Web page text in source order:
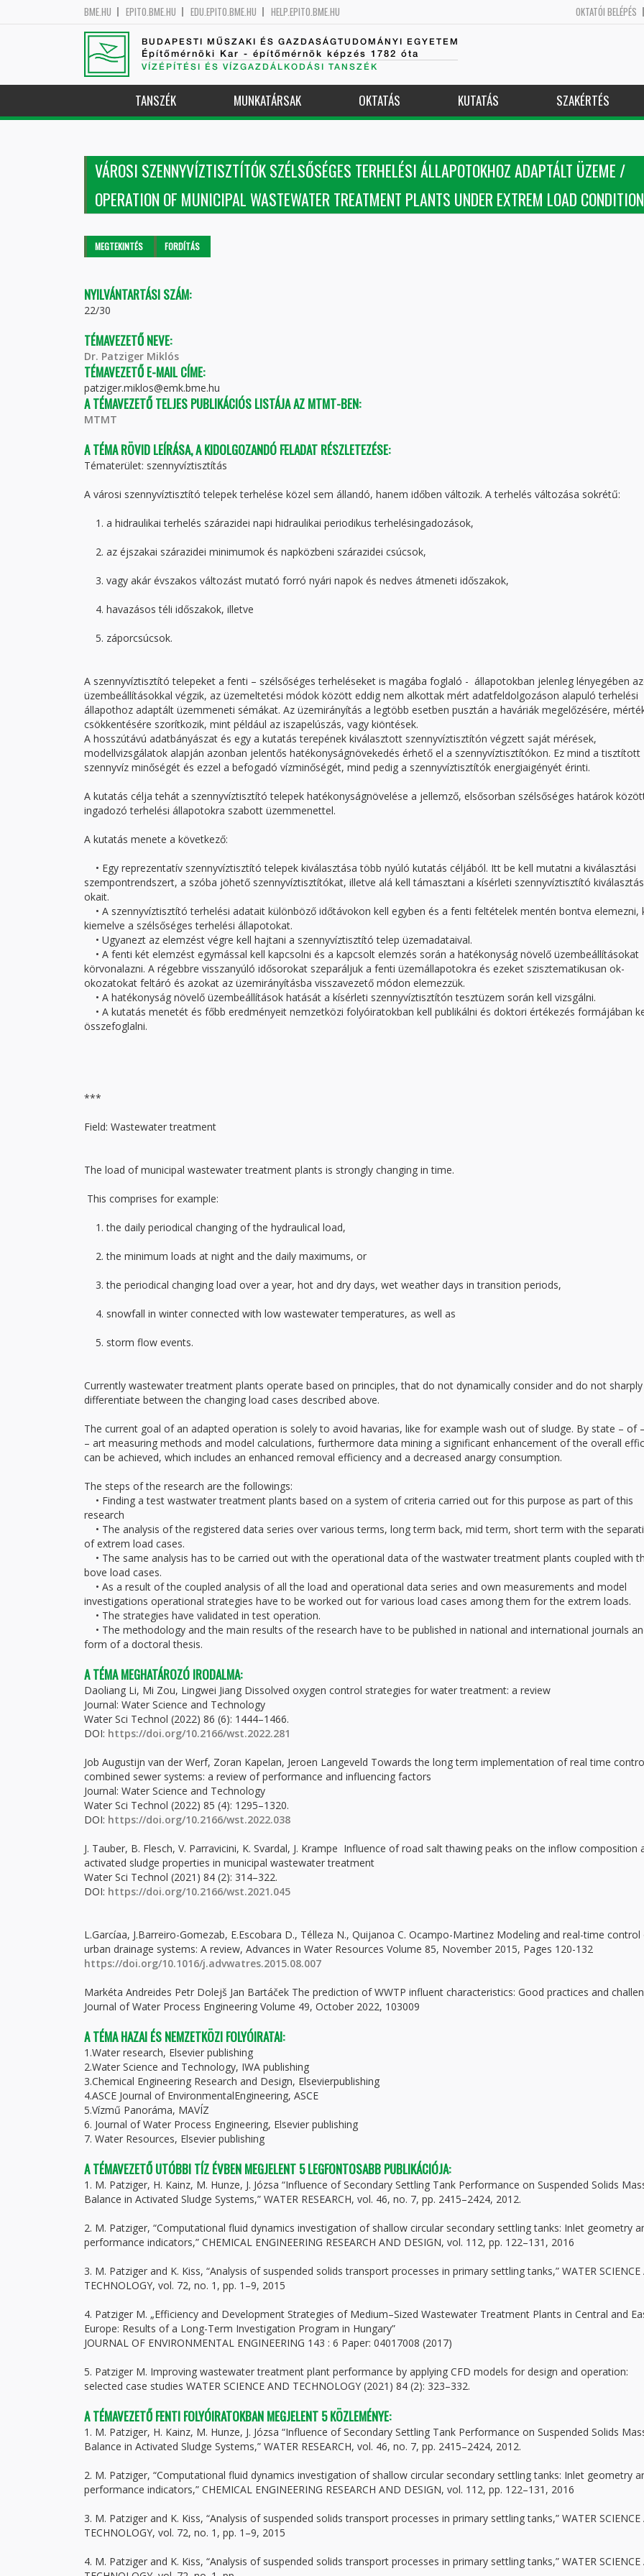
BME.HU EPITO.BME.HU EDU.EPITO.BME.HU HELP.EPITO.BME.HU OKTATÓI BELÉPÉS
BUDAPESTI MŰSZAKI ÉS GAZDASÁGTUDOMÁNYI EGYETEM
Építőmérnöki Kar - építőmérnök képzés 1782 óta
VÍZÉPÍTÉSI ÉS VÍZGAZDÁLKODÁSI TANSZÉK
TANSZÉK MUNKATÁRSAK OKTATÁS KUTATÁS SZAKÉRTÉS
VÁROSI SZENNYVÍZTISZTÍTÓK SZÉLSŐSÉGES TERHELÉSI ÁLLAPOTOKHOZ ADAPTÁLT ÜZEME /
OPERATION OF MUNICIPAL WASTEWATER TREATMENT PLANTS UNDER EXTREM LOAD
Elsődleges fülek
MEGTEKINTÉS (AKTÍVFORDÍTÁS
NYILVÁNTARTÁSI SZÁM:
22/30
TÉMAVEZETŐ NEVE:
Dr. Patziger Miklós
TÉMAVEZETŐ E-MAIL CÍME:
patziger.miklos@emk.bme.hu
A TÉMAVEZETŐ TELJES PUBLIKÁCIÓS LISTÁJA AZ MTMT-BEN:
MTMT
A TÉMA RÖVID LEÍRÁSA, A KIDOLGOZANDÓ FELADAT RÉSZLETEZÉSE:
Tématerület: szennyvíztisztítás
A városi szennyvíztisztító telepek terhelése közel sem állandó, hanem időben változik. A terhelés változása sokrétű:
1. a hidraulikai terhelés szárazidei napi hidraulikai periodikus terhelésingadozások,
2. az éjszakai szárazidei minimumok és napközbeni szárazidei csúcsok,
3. vagy akár évszakos változást mutató forró nyári napok és nedves átmeneti időszakok,
4. havazásos téli időszakok, illetve
5. záporcsúcsok.
A szennyvíztisztító telepeket a fenti – szélsőséges terheléseket is magába foglaló - állapotokban jelenleg lényegében
üzembeállításokkal végzik, az üzemeltetési módok között eddig nem alkottak mért adatfeldolgozáson alapuló terhelési
állapothoz adaptált üzemmeneti sémákat. Az üzemirányítás a legtöbb esetben pusztán a haváriák megelőzésére,
csökkentésére szorítkozik, mint például az iszapelúszás, vagy kiöntések.
A hosszútávú adatbányászat és egy a kutatás terepének kiválasztott szennyvíztisztítón végzett saját mérések,
modellvizsgálatok alapján azonban jelentős hatékonyságnövekedés érhető el a szennyvíztisztítókon. Ez mind a tisztított
szennyvíz minőségét és ezzel a befogadó vízminőségét, mind pedig a szennyvíztisztítók energiaigényét érinti.
A kutatás célja tehát a szennyvíztisztító telepek hatékonyságnövelése a jellemző, elsősorban szélsőséges határok
ingadozó terhelési állapotokra szabott üzemmenettel.
A kutatás menete a következő:
• Egy reprezentatív szennyvíztisztító telepek kiválasztása több nyúló kutatás céljából. Itt be kell mutatni a kiválasztási
szempontrendszert, a szóba jöhető szennyvíztisztítókat, illetve alá kell támasztani a kísérleti szennyvíztisztító
okait.
• A szennyvíztisztító terhelési adatait különböző időtávokon kell egyben és a fenti feltételek mentén bontva elemezni,
kiemelve a szélsőséges terhelési állapotokat.
• Ugyanezt az elemzést végre kell hajtani a szennyvíztisztító telep üzemadataival.
• A fenti két elemzést egymással kell kapcsolni és a kapcsolt elemzés során a hatékonyság növelő üzembeállításokat
körvonalazni. A régebbre visszanyúló idősorokat szeparáljuk a fenti üzemállapotokra és ezeket szisztematikusan ok-
okozatokat feltáró és azokat az üzemirányításba visszavezető módon elemezzük.
• A hatékonyság növelő üzembeállítások hatását a kísérleti szennyvíztisztítón tesztüzem során kell vizsgálni.
• A kutatás menetét és főbb eredményeit nemzetközi folyóiratokban kell publikálni és doktori értékezés formájában
összefoglalni.
***
Field: Wastewater treatment
The load of municipal wastewater treatment plants is strongly changing in time.
This comprises for example:
1. the daily periodical changing of the hydraulical load,
2. the minimum loads at night and the daily maximums, or
3. the periodical changing load over a year, hot and dry days, wet weather days in transition periods,
4. snowfall in winter connected with low wastewater temperatures, as well as
5. storm flow events.
Currently wastewater treatment plants operate based on principles, that do not dynamically consider and do not sharply
differentiate between the changing load cases described above.
The current goal of an adapted operation is solely to avoid havarias, like for example wash out of sludge. By state – of
– art measuring methods and model calculations, furthermore data mining a significant enhancement of the overall
can be achieved, which includes an enhanced removal efficiency and a decreased anargy consumption.
The steps of the research are the followings:
• Finding a test wastwater treatment plants based on a system of criteria carried out for this purpose as part of this
research
• The analysis of the registered data series over various terms, long term back, mid term, short term with the
of extrem load cases.
• The same analysis has to be carried out with the operational data of the wastwater treatment plants coupled with
bove load cases.
• As a result of the coupled analysis of all the load and operational data series and own measurements and model
investigations operational strategies have to be worked out for various load cases among them for the extrem loads.
• The strategies have validated in test operation.
• The methodology and the main results of the research have to be published in national and international journals
form of a doctoral thesis.
A TÉMA MEGHATÁROZÓ IRODALMA:
Daoliang Li, Mi Zou, Lingwei Jiang Dissolved oxygen control strategies for water treatment: a review
Journal: Water Science and Technology
Water Sci Technol (2022) 86 (6): 1444–1466.
DOI: https://doi.org/10.2166/wst.2022.281
Job Augustijn van der Werf, Zoran Kapelan, Jeroen Langeveld Towards the long term implementation of real time
combined sewer systems: a review of performance and influencing factors
Journal: Water Science and Technology
Water Sci Technol (2022) 85 (4): 1295–1320.
DOI: https://doi.org/10.2166/wst.2022.038
J. Tauber, B. Flesch, V. Parravicini, K. Svardal, J. Krampe Influence of road salt thawing peaks on the inflow composition
activated sludge properties in municipal wastewater treatment
Water Sci Technol (2021) 84 (2): 314–322.
DOI: https://doi.org/10.2166/wst.2021.045
L.Garcíaa, J.Barreiro-Gomezab, E.Escobara D., Télleza N., Quijanoa C. Ocampo-Martinez Modeling and real-time
urban drainage systems: A review, Advances in Water Resources Volume 85, November 2015, Pages 120-132
https://doi.org/10.1016/j.advwatres.2015.08.007
Markéta Andreides Petr Dolejš Jan Bartáček The prediction of WWTP influent characteristics: Good practices and
Journal of Water Process Engineering Volume 49, October 2022, 103009
A TÉMA HAZAI ÉS NEMZETKÖZI FOLYÓIRATAI:
1.Water research, Elsevier publishing
2.Water Science and Technology, IWA publishing
3.Chemical Engineering Research and Design, Elsevierpublishing
4.ASCE Journal of EnvironmentalEngineering, ASCE
5.Vízmű Panoráma, MAVÍZ
6. Journal of Water Process Engineering, Elsevier publishing
7. Water Resources, Elsevier publishing
A TÉMAVEZETŐ UTÓBBI TÍZ ÉVBEN MEGJELENT 5 LEGFONTOSABB PUBLIKÁCIÓJA:
1. M. Patziger, H. Kainz, M. Hunze, J. Józsa “Influence of Secondary Settling Tank Performance on Suspended Solids
Balance in Activated Sludge Systems,” WATER RESEARCH, vol. 46, no. 7, pp. 2415–2424, 2012.
2. M. Patziger, “Computational fluid dynamics investigation of shallow circular secondary settling tanks: Inlet geometry
performance indicators,” CHEMICAL ENGINEERING RESEARCH AND DESIGN, vol. 112, pp. 122–131, 2016
3. M. Patziger and K. Kiss, “Analysis of suspended solids transport processes in primary settling tanks,” WATER SCIENCE
TECHNOLOGY, vol. 72, no. 1, pp. 1–9, 2015
4. Patziger M. „Efficiency and Development Strategies of Medium–Sized Wastewater Treatment Plants in Central and
Europe: Results of a Long-Term Investigation Program in Hungary”
JOURNAL OF ENVIRONMENTAL ENGINEERING 143 : 6 Paper: 04017008 (2017)
5. Patziger M. Improving wastewater treatment plant performance by applying CFD models for design and operation:
selected case studies WATER SCIENCE AND TECHNOLOGY (2021) 84 (2): 323–332.
A TÉMAVEZETŐ FENTI FOLYÓIRATOKBAN MEGJELENT 5 KÖZLEMÉNYE:
1. M. Patziger, H. Kainz, M. Hunze, J. Józsa “Influence of Secondary Settling Tank Performance on Suspended Solids
Balance in Activated Sludge Systems,” WATER RESEARCH, vol. 46, no. 7, pp. 2415–2424, 2012.
2. M. Patziger, “Computational fluid dynamics investigation of shallow circular secondary settling tanks: Inlet geometry
performance indicators,” CHEMICAL ENGINEERING RESEARCH AND DESIGN, vol. 112, pp. 122–131, 2016
3. M. Patziger and K. Kiss, “Analysis of suspended solids transport processes in primary settling tanks,” WATER SCIENCE
TECHNOLOGY, vol. 72, no. 1, pp. 1–9, 2015
4. M. Patziger and K. Kiss, “Analysis of suspended solids transport processes in primary settling tanks,” WATER SCIENCE